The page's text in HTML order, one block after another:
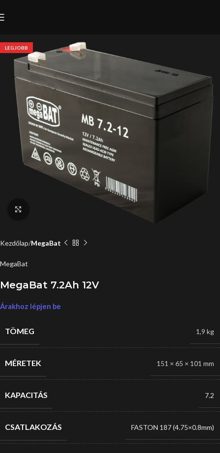
LEGJOBB
Kezdőlap MegaBat
MegaBat
MegaBat 7.2Ah 12V
Árakhoz lépjen be
TÖMEG 1,9 kg
MÉRETEK 151 × 65 × 101 mm
KAPACITÁS 7.2
CSATLAKOZÁS FASTON 187 (4.75×0.8mm)